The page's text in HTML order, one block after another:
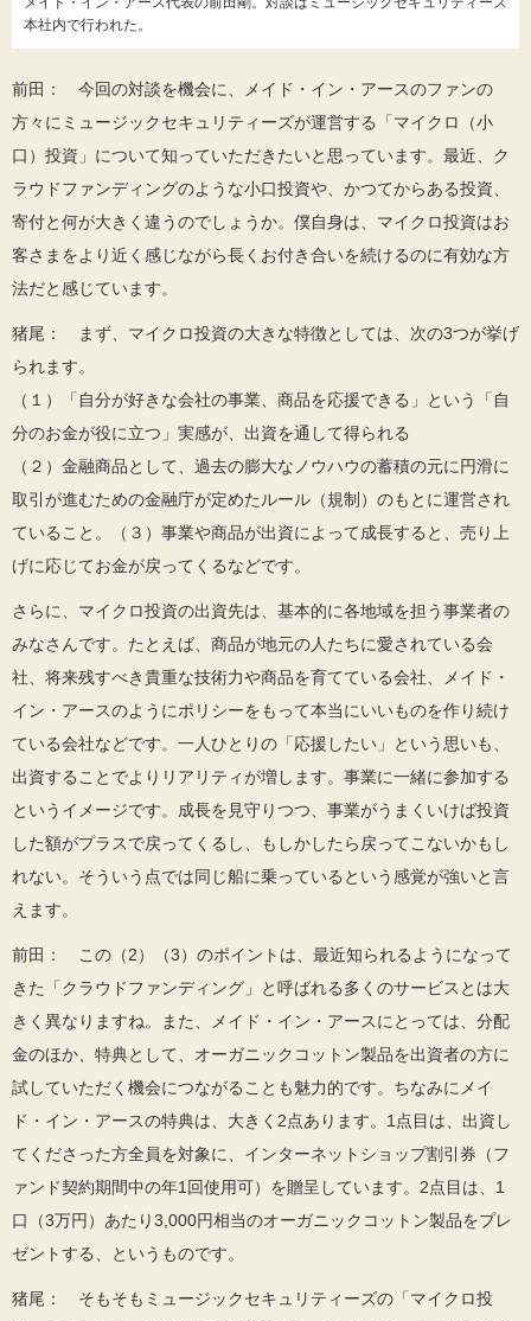
本社内で行われた。
前田： 今回の対談を機会に、メイド・イン・アースのファンの
方々にミュージックセキュリティーズが運営する「マイクロ（小
口）投資」について知っていただきたいと思っています。最近、ク
ラウドファンディングのような小口投資や、かつてからある投資、
寄付と何が大きく違うのでしょうか。僕自身は、マイクロ投資はお
客さまをより近く感じながら長くお付き合いを続けるのに有効な方
法だと感じています。
猪尾： まず、マイクロ投資の大きな特徴としては、次の3つが挙げ
られます。
（１）「自分が好きな会社の事業、商品を応援できる」という「自
分のお金が役に立つ」実感が、出資を通して得られる
（２）金融商品として、過去の膨大なノウハウの蓄積の元に円滑に
取引が進むための金融庁が定めたルール（規制）のもとに運営され
ていること。（３）事業や商品が出資によって成長すると、売り上
げに応じてお金が戻ってくるなどです。
さらに、マイクロ投資の出資先は、基本的に各地域を担う事業者の
みなさんです。たとえば、商品が地元の人たちに愛されている会
社、将来残すべき貴重な技術力や商品を育てている会社、メイド・
イン・アースのようにポリシーをもって本当にいいものを作り続け
ている会社などです。一人ひとりの「応援したい」という思いも、
出資することでよりリアリティが増します。事業に一緒に参加する
というイメージです。成長を見守りつつ、事業がうまくいけば投資
した額がプラスで戻ってくるし、もしかしたら戻ってこないかもし
れない。そういう点では同じ船に乗っているという感覚が強いと言
えます。
前田： この（2）（3）のポイントは、最近知られるようになって
きた「クラウドファンディング」と呼ばれる多くのサービスとは大
きく異なりますね。また、メイド・イン・アースにとっては、分配
金のほか、特典として、オーガニックコットン製品を出資者の方に
試していただく機会につながることも魅力的です。ちなみにメイ
ド・イン・アースの特典は、大きく2点あります。1点目は、出資し
てくださった方全員を対象に、インターネットショップ割引券（フ
ァンド契約期間中の年1回使用可）を贈呈しています。2点目は、1
口（3万円）あたり3,000円相当のオーガニックコットン製品をプレ
ゼントする、というものです。
猪尾： そもそもミュージックセキュリティーズの「マイクロ投